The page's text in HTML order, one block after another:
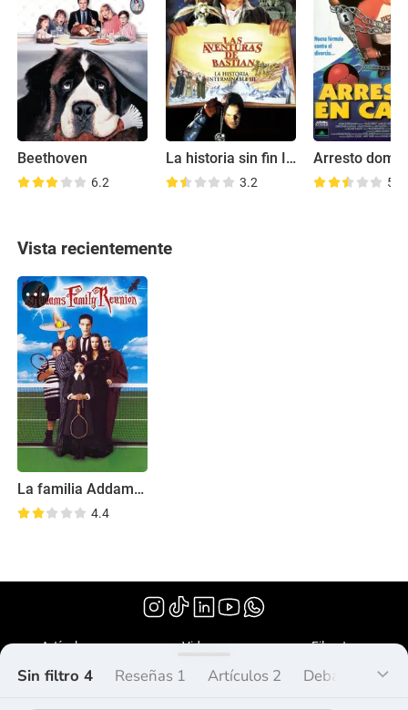
Beethoven
6.2
La historia sin fin III: Regreso a la fantasía
3.2
Arresto
5.8
Vista recientemente
La familia Addams: La reunión
4.4
Sin filtro 4 Reseñas 1 Artículos 2 Debate 0
Artículos Videos Filmoteca
¿Qué es Peliplat?